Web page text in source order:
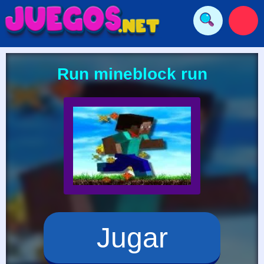
Run mineblock run
Jugar